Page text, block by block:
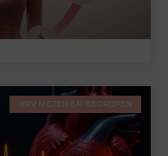
HRV METEN EN BEGRIJPEN